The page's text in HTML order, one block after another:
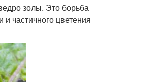
золы. Это борьба
частичного цветения